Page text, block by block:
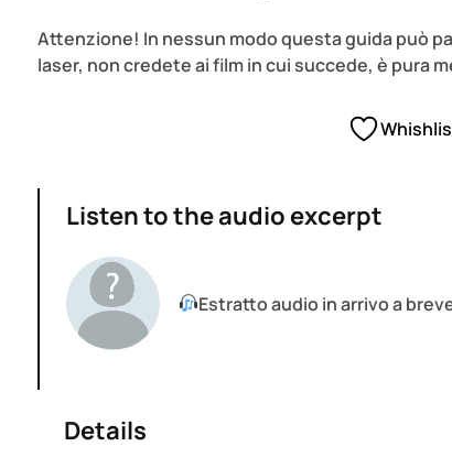
Attenzione! In nessun modo questa guida può
laser, non credete ai film in cui succede, è pura
Listen to the audio excerpt
Estratto audio in arrivo a
Details